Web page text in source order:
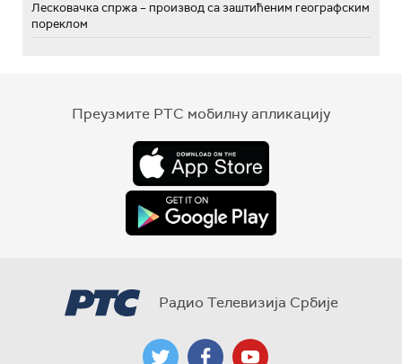
Лесковачка спржа – производ са заштићеним географским
пореклом
Преузмите РТС мобилну апликацију
Радио Телевизија Србије